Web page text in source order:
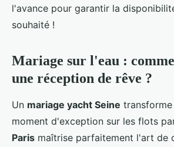
l'avance pour garantir la
souhaité !
Mariage sur l'eau :
une réception de rêve ?
Un mariage yacht Seine
moment d'exception sur les flots
Paris maîtrise parfaitement l'art de